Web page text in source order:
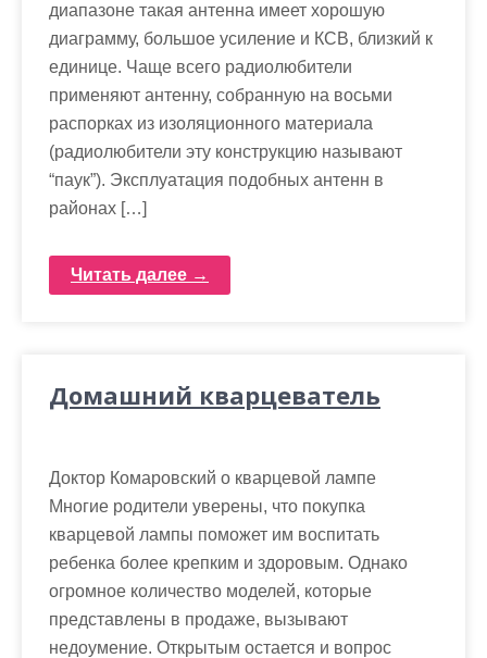
диапазоне такая антенна имеет хорошую
диаграмму, большое усиление и КСВ, близкий к
единице. Чаще всего радиолюбители
применяют антенну, собранную на восьми
распорках из изоляционного материала
(радиолюбители эту конструкцию называют
“паук”). Эксплуатация подобных антенн в
районах […]
Читать далее →
Домашний кварцеватель
Доктор Комаровский о кварцевой лампе
Многие родители уверены, что покупка
кварцевой лампы поможет им воспитать
ребенка более крепким и здоровым. Однако
огромное количество моделей, которые
представлены в продаже, вызывают
недоумение. Открытым остается и вопрос